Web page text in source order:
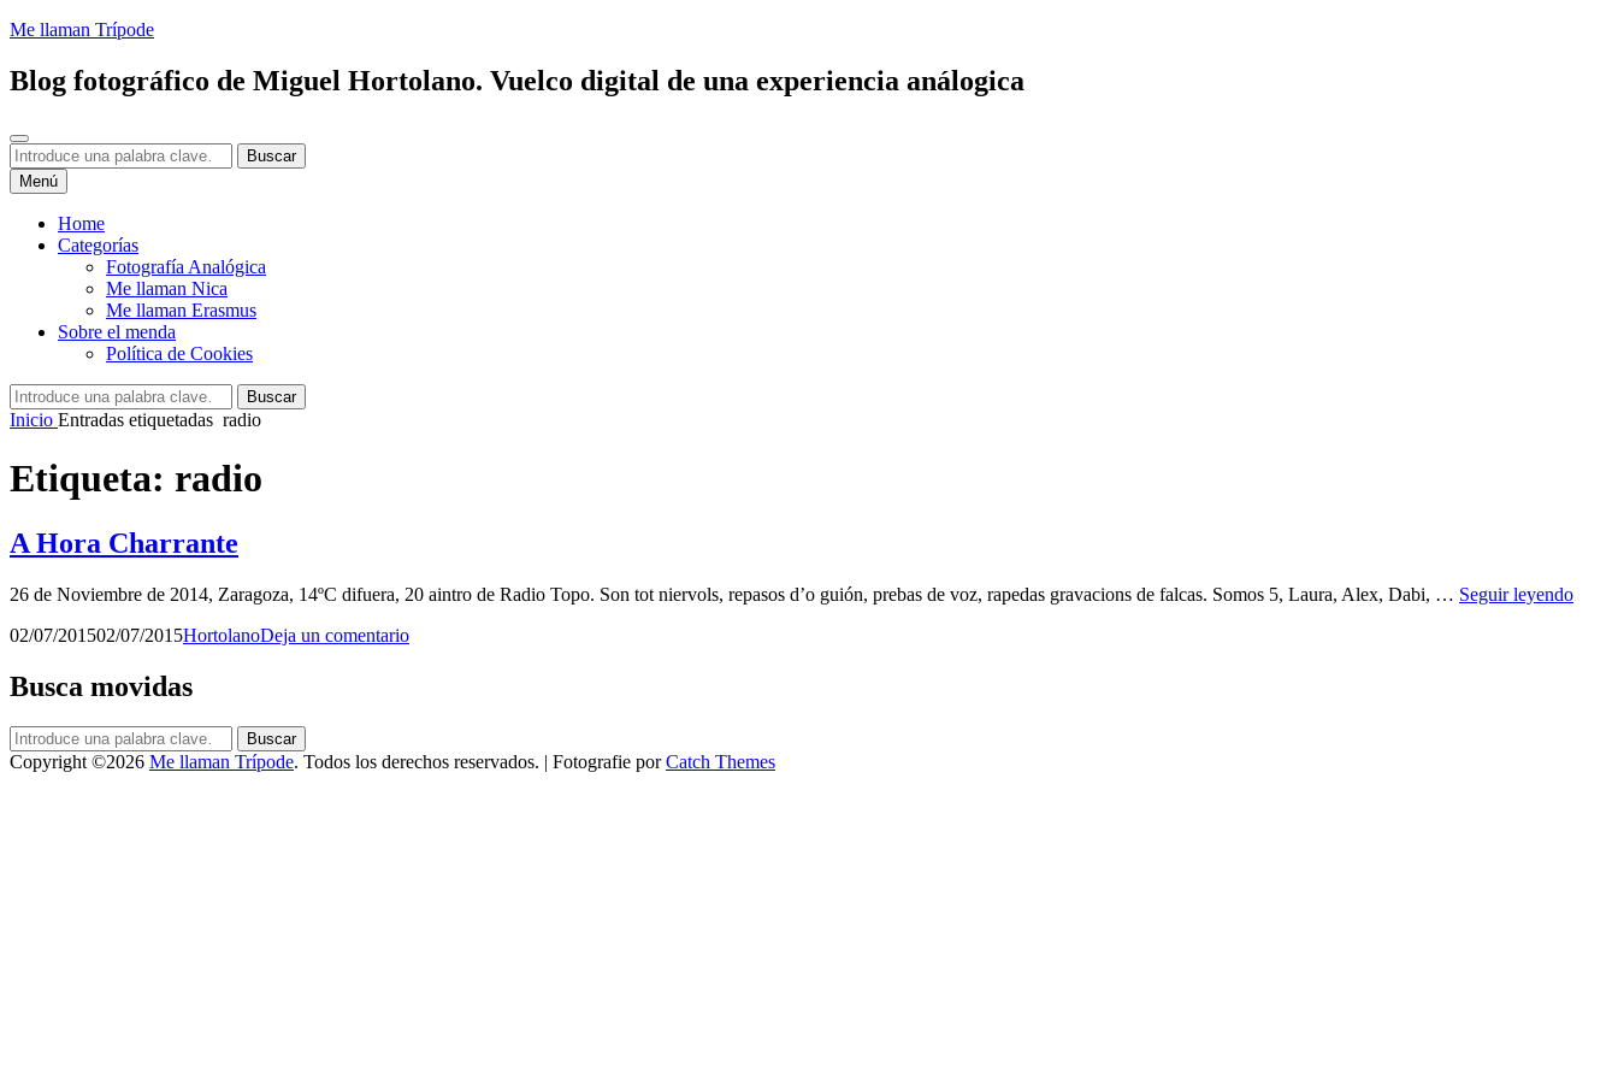
Saltar
contenido
Me llaman Trípode
Blog fotográfico de Miguel Hortolano. Vuelco digital de una experiencia análogica
Buscar
Buscar:
Buscar
Menú
Home
Categorías
Fotografía Analógica
Me llaman Nica
Me llaman Erasmus
Sobre el menda
Política de Cookies
Buscar:
Buscar
Inicio Entradas etiquetadas radio
Etiqueta: radio
A Hora Charrante
26 de Noviembre de 2014, Zaragoza, 14ºC difuera, 20 aintro de Radio Topo. Son tot niervols, repasos d’o guión, prebas de voz, rapedas gravacions de falcas. Somos 5, Laura, Alex, Dabi, … Seguir leyendoA
Publicado
02/07/201502/07/2015por
HortolanoDeja un comentario
Busca movidas
Buscar: Buscar
Copyright ©2026 Me llaman Trípode. Todos los derechos reservados. | Fotografie porCatch Themes